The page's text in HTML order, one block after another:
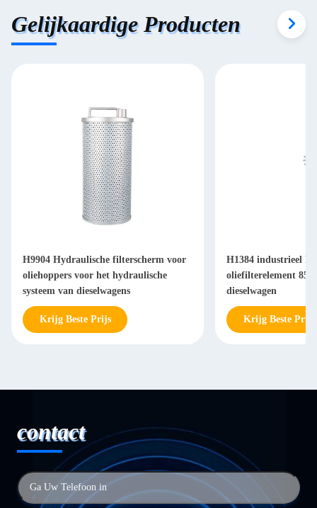
Gelijkaardige Producten
H9904 Hydraulische filterscherm voor
oliehoppers voor het hydraulische
systeem van dieselwagens
Krijg Beste Prijs
H1384 industrieel
oliefilterelement 85
dieselwagen
Krijg Beste Prijs
contact